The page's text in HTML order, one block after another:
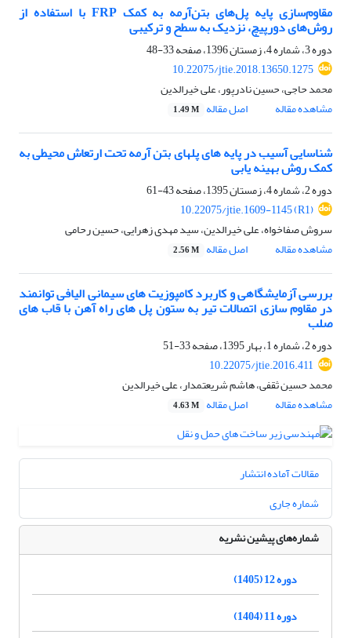
مقاوم‌سازی پایه پل‌های بتن‌آرمه به کمک FRP با استفاده از
روش‌های دورپیچ، نزدیک به سطح و ترکیبی
دوره 3، شماره 4، زمستان 1396، صفحه
33-48
10.22075/jtie.2018.13650.1275
محمد حاجی، حسین نادرپور، علی خیرالدین
مشاهده مقاله
اصل مقاله 1.49 M
شناسایی آسیب در پایه های پل‏های بتن آرمه تحت ارتعاش محیطی به
کمک روش بهینه یابی
دوره 2، شماره 4، زمستان 1395، صفحه
43-61
10.22075/jtie.1609-1145 (R1)
سروش صفاخواه، علی خیرالدین، سید مهدی زهرایی، حسین رحامی
مشاهده مقاله
اصل مقاله 2.56 M
بررسی آزمایشگاهی و کاربرد کامپوزیت‏ های سیمانی الیافی توانمند
در مقاوم‏ سازی اتصالات تیر به ستون پل‏ های راه‏ آهن با قاب‏ های
صلب
دوره 2، شماره 1، بهار 1395، صفحه
33-51
10.22075/jtie.2016.411
محمد حسین ثقفی، هاشم شریعتمدار، علی خیرالدین
مشاهده مقاله
اصل مقاله 4.63 M
مقالات آماده انتشار
شماره جاری
شماره‌های پیشین نشریه
دوره 12 (1405)
دوره 11 (1404)